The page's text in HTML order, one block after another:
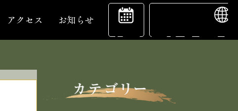
アクセス お知らせ
宿
泊